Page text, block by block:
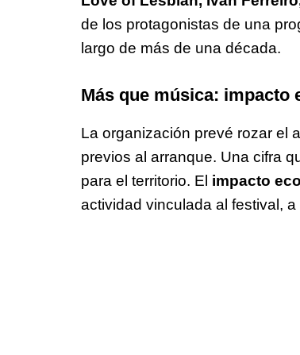
de los protagonistas de una
largo de más de una década.
Más que música: impacto
La organización prevé rozar el
previos al arranque. Una cifra
para el territorio. El impacto
actividad vinculada al festival,